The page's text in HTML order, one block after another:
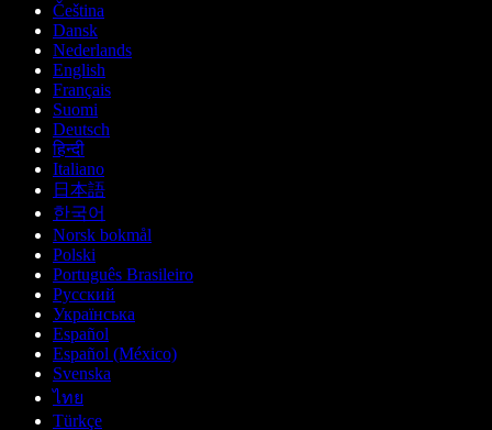
Čeština
Dansk
Nederlands
English
Français
Suomi
Deutsch
हिन्दी
Italiano
日本語
한국어
Norsk bokmål
Polski
Português Brasileiro
Русский
Українська
Español
Español (México)
Svenska
ไทย
Türkçe